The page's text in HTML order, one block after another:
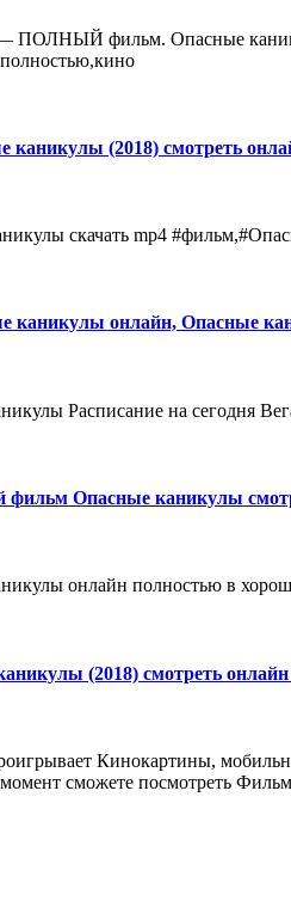
ПОЛНЫЙ фильм. Опасные
(2018) смотреть
скачать mp4
онлайн, Опасные
Расписание на сегодня
Опасные каникулы
онлайн полностью в
(2018) смотреть
Кинокартины,
сможете посмотреть